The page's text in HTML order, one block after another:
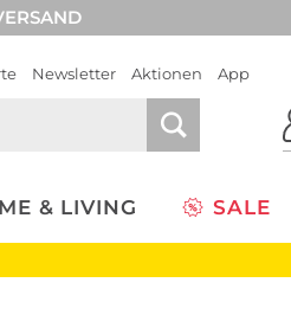
Newsletter Aktionen App
& LIVING SALE